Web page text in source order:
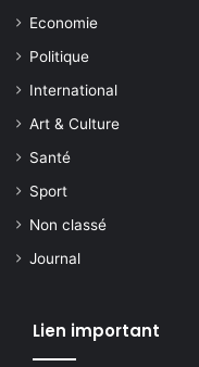
Economie
Politique
International
Art & Culture
Santé
Sport
Non classé
Journal
Lien important